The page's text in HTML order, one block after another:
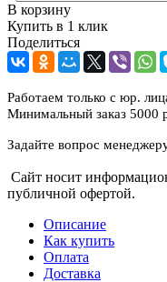
В корзину
Купить в 1 клик
Поделиться
Работаем только с юр.
Минимальный заказ 5000
Задайте вопрос
Сайт носит
публичной офертой.
Описание
Как купить
Оплата
Доставка